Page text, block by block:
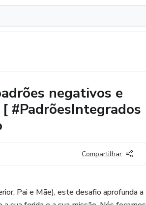
negativos e
#PadrõesIntegrados
Compartilhar
Pai e Mãe), este desafio aprofunda a